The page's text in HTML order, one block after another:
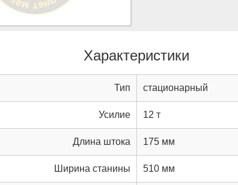
Характеристики
Тип стационарный
Усилие 12 т
Длина штока 175 мм
Ширина станины 510 мм